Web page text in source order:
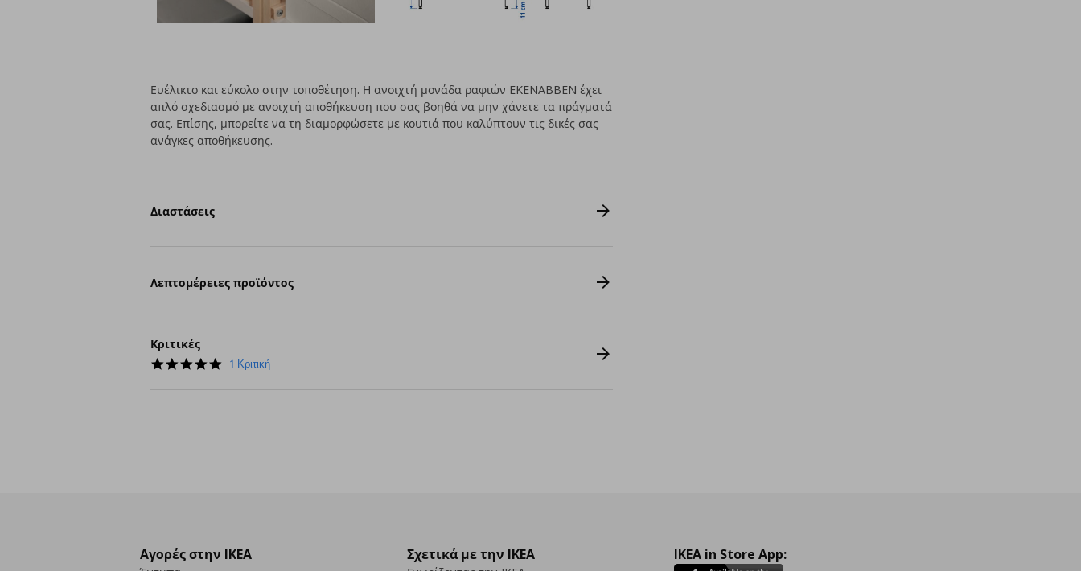
Ευέλικτο και εύκολο στην τοποθέτηση. Η ανοιχτή μονάδα ραφιών EKENABBEN έχει
απλό σχεδιασμό με ανοιχτή αποθήκευση που σας βοηθά να μην χάνετε τα πράγματά
σας. Επίσης, μπορείτε να τη διαμορφώσετε με κουτιά που καλύπτουν τις δικές σας
ανάγκες αποθήκευσης.
Διαστάσεις
Λεπτομέρειες προϊόντος
Κριτικές
5.0
1 Κριτική
Αγορές στην IKEA Σχετικά με την IKEA IKEA in Store App: